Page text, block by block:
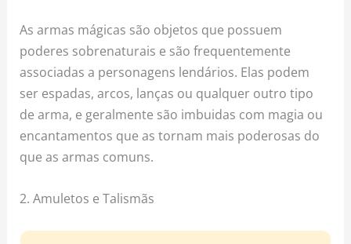
As armas mágicas são objetos que possuem
poderes sobrenaturais e são frequentemente
associadas a personagens lendários. Elas podem
ser espadas, arcos, lanças ou qualquer outro tipo
de arma, e geralmente são imbuidas com magia ou
encantamentos que as tornam mais poderosas do
que as armas comuns.
2. Amuletos e Talismãs